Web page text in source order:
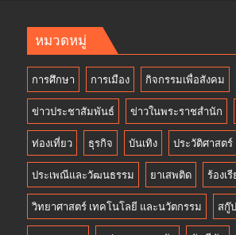
หมวดหมู่
การศึกษา การเมือง กิจกรรมเพื่อสังคม
ข่าวประชาสัมพันธ์ ข่าวในพระราชสำนัก
ท่องเที่ยว ธุรกิจ บันเทิง ประวัติศาสตร์
ประเพณีและวัฒนธรรม ยาเสพติด ร้องเ
วิทยาศาสตร์ เทคโนโลยี และนวัตกรรม สกู๊